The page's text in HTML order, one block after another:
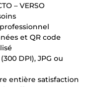
– VERSO
et QR code
DPI), JPG ou
entière satisfaction